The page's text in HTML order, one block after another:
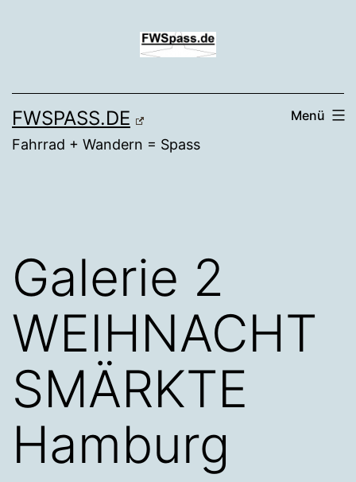
FWSPASS.DE
Fahrrad + Wandern = Spass
Menü
Galerie 2
WEIHNACHT
SMÄRKTE
Hamburg